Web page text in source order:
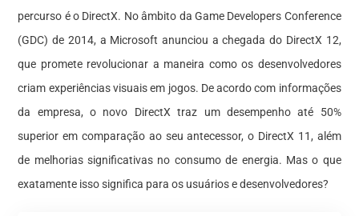
percurso é o DirectX. No âmbito da Game Developers Conference
(GDC) de 2014, a Microsoft anunciou a chegada do DirectX 12,
que promete revolucionar a maneira como os desenvolvedores
criam experiências visuais em jogos. De acordo com informações
da empresa, o novo DirectX traz um desempenho até 50%
superior em comparação ao seu antecessor, o DirectX 11, além
de melhorias significativas no consumo de energia. Mas o que
exatamente isso significa para os usuários e desenvolvedores?